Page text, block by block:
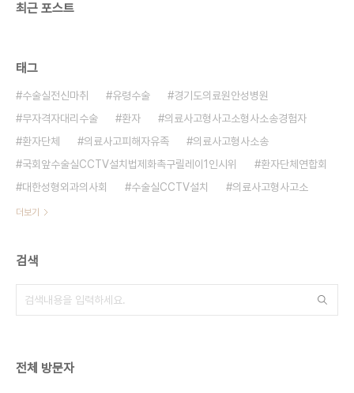
최근 포스트
태그
수술실전신마취 유령수술
경기도의료원안성병원
무자격자대리수술
환자
의료사고형사고소형사소송경험자
환자단체
의료사고피해자유족
의료사고형사소송
국회앞수술실CCTV설치법제화촉구릴레이1인시위
환자단체연합회
대한성형외과의사회
수술실CCTV설치 의료사고형사고소
더보기
검색
전체 방문자